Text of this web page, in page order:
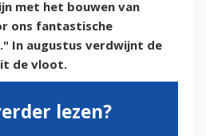
met het bouwen van
ons fantastische
In augustus verdwijnt de
de vloot.
lezen?